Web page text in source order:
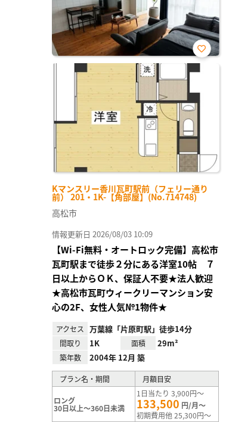
Kマンスリー香川瓦町駅前（フェリー通り
前） 201・1K-【角部屋】(No.714748)
お気
に入
高松市
情報更新日 2026/08/03 10:09
【Wi-Fi無料・オートロック完備】高松市
瓦町駅まで徒歩２分にある洋室10帖 ７
日以上からＯＫ、保証人不要★法人歓迎
★高松市瓦町ウィークリーマンション安
心の2F、女性人気№1物件★
アクセス 万葉線「片原町駅」徒歩14分
間取り 1K 面積 29m²
築年数 2004年 12月 築
プラン名・期間 月額目安
ロング
30日以上～360日未満
1日当たり 3,900円～
133,500 円/月～
初期費用他 25,300円～